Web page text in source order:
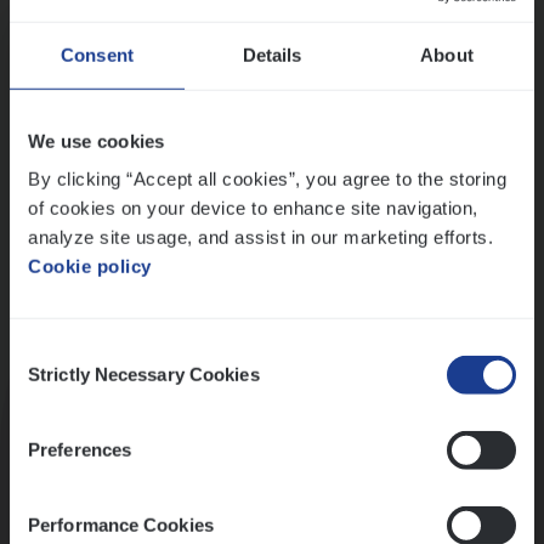
Consent Details About
We use cookies
By clicking “Accept all cookies”, you agree to the storing
of cookies on your device to enhance site navigation,
analyze site usage, and assist in our marketing efforts.
Cookie policy
Selection
Strictly Necessary Cookies
Preferences
Performance Cookies
Ons sollicitatieproces